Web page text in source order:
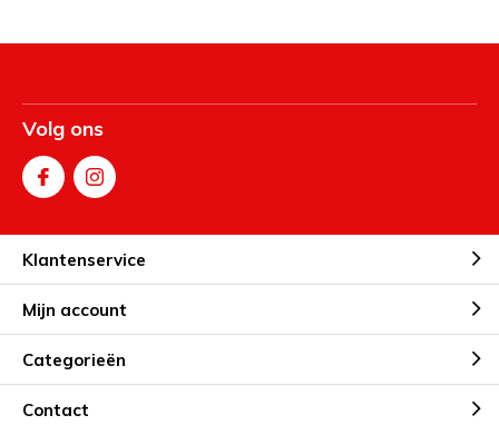
Volg ons
Klantenservice
Mijn account
Categorieën
Contact